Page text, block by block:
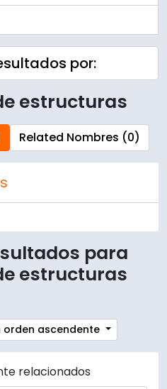
por:
estructuras
Related Nombres (0)
para
estructuras
orden ascendente
relacionados